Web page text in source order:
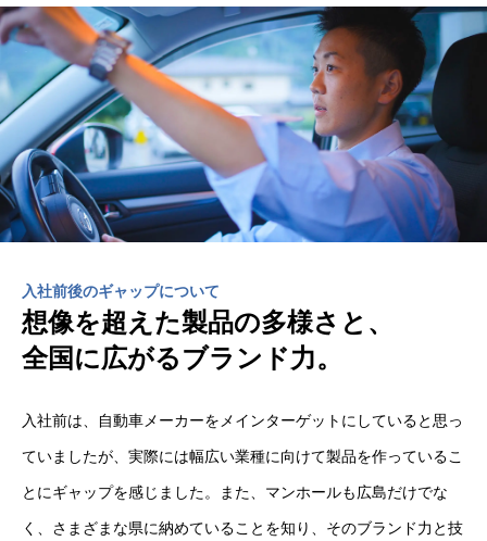
プライバシーポリシー お知らせ お問い合わせ
入社前後のギャップについて
想像を超えた製品の多様さと、
全国に広がるブランド力。
入社前は、自動車メーカーをメインターゲットにしていると思っ
ていましたが、実際には幅広い業種に向けて製品を作っているこ
とにギャップを感じました。また、マンホールも広島だけでな
く、さまざまな県に納めていることを知り、そのブランド力と技